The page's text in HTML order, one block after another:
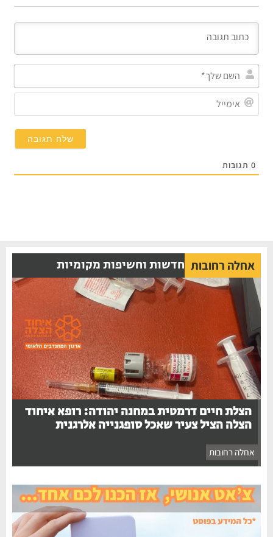
אימייל
תגובות
אחלה רחובות חדשות וחשיפות מקומיות
הצלת חיים דרמטית במחנה יהודה: רופא איחוד
הצלה הציל צעיר שאכל סופגנייה אלרגנית
אחלה רחובות